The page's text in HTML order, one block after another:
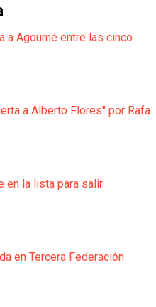
a Agoumé entre las cinco
a Alberto Flores" por Rafa
en la lista para salir
en Tercera Federación